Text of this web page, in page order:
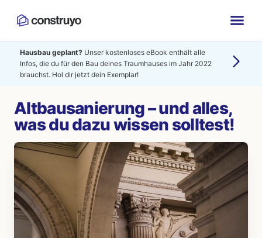
Hausbau geplant? Unser kostenloses eBook enthält alle
Infos, die du für den Bau deines Traumhauses im Jahr 2022
brauchst. Hol dir jetzt dein Exemplar!
Altbausanierung – und alles,
was du dazu wissen solltest!